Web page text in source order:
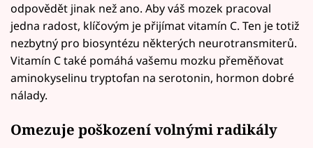
odpovědět jinak než ano. Aby váš mozek pracoval
jedna radost, klíčovým je přijímat vitamín C. Ten je totiž
nezbytný pro biosyntézu některých neurotransmiterů.
Vitamín C také pomáhá vašemu mozku přeměňovat
aminokyselinu tryptofan na serotonin, hormon dobré
nálady.
Omezuje poškození volnými radikály